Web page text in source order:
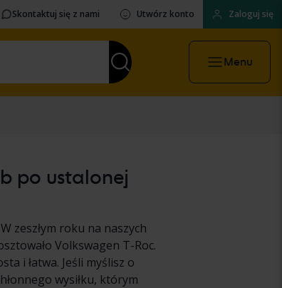
Skontaktuj się z nami Utwórz konto Zaloguj się
Menu
po ustalonej
zeszłym roku na naszych
Volkswagen T-Roc.
i łatwa. Jeśli myślisz o
wysiłku, którym